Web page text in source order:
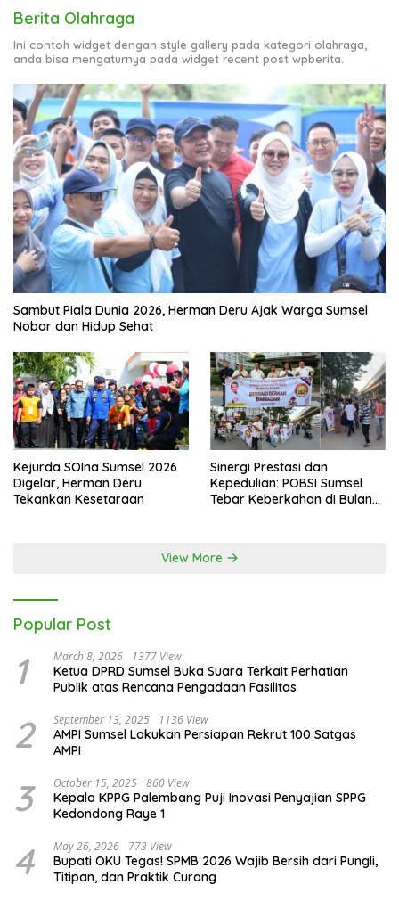
Berita Olahraga
Ini contoh widget dengan style gallery pada kategori olahraga,
anda bisa mengaturnya pada widget recent post wpberita.
Sambut Piala Dunia 2026, Herman Deru Ajak Warga Sumsel
Nobar dan Hidup Sehat
Kejurda SOIna Sumsel 2026
Digelar, Herman Deru
Tekankan Kesetaraan
Sinergi Prestasi dan
Kepedulian: POBSI Sumsel
Tebar Keberkahan di Bulan
View More
Popular Post
1 March 8, 2026 1377 View
Ketua DPRD Sumsel Buka Suara Terkait Perhatian
Publik atas Rencana Pengadaan Fasilitas
2 September 13, 2025 1136 View
AMPI Sumsel Lakukan Persiapan Rekrut 100 Satgas
AMPI
3 October 15, 2025 860 View
Kepala KPPG Palembang Puji Inovasi Penyajian SPPG
Kedondong Raye 1
4 May 26, 2026 773 View
Bupati OKU Tegas! SPMB 2026 Wajib Bersih dari Pungli,
Titipan, dan Praktik Curang